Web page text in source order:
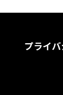
プライ